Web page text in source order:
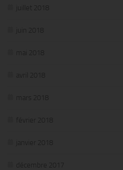
juillet 2018
juin 2018
mai 2018
avril 2018
mars 2018
février 2018
janvier 2018
décembre 2017